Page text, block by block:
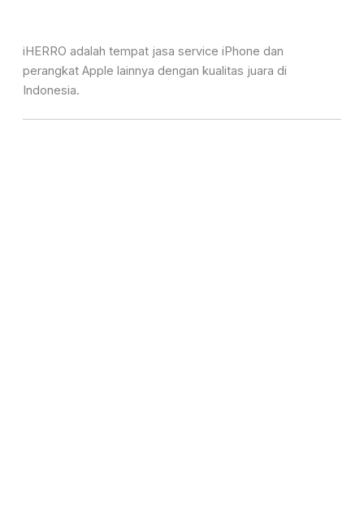
iHERRO adalah tempat jasa service iPhone dan
perangkat Apple lainnya dengan kualitas juara di
Indonesia.